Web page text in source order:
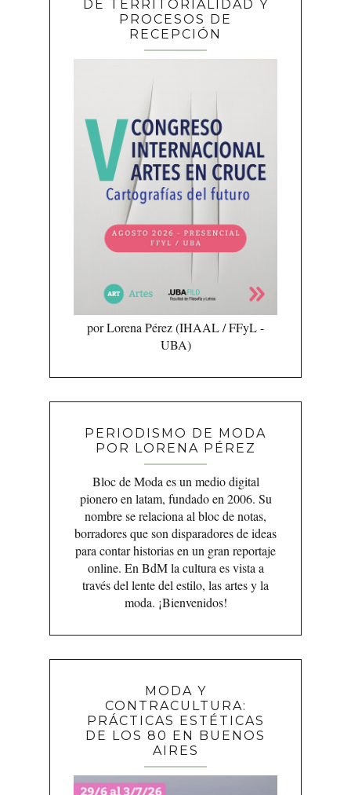
DE TERRITORIALIDAD Y
PROCESOS DE
RECEPCIÓN
por Lorena Pérez (IHAAL / FFyL -
UBA)
PERIODISMO DE MODA
POR LORENA PÉREZ
Bloc de Moda es un medio digital
pionero en latam, fundado en 2006. Su
nombre se relaciona al bloc de notas,
borradores que son disparadores de ideas
para contar historias en un gran reportaje
online. En BdM la cultura es vista a
través del lente del estilo, las artes y la
moda. ¡Bienvenidos!
MODA Y
CONTRACULTURA:
PRÁCTICAS ESTÉTICAS
DE LOS 80 EN BUENOS
AIRES